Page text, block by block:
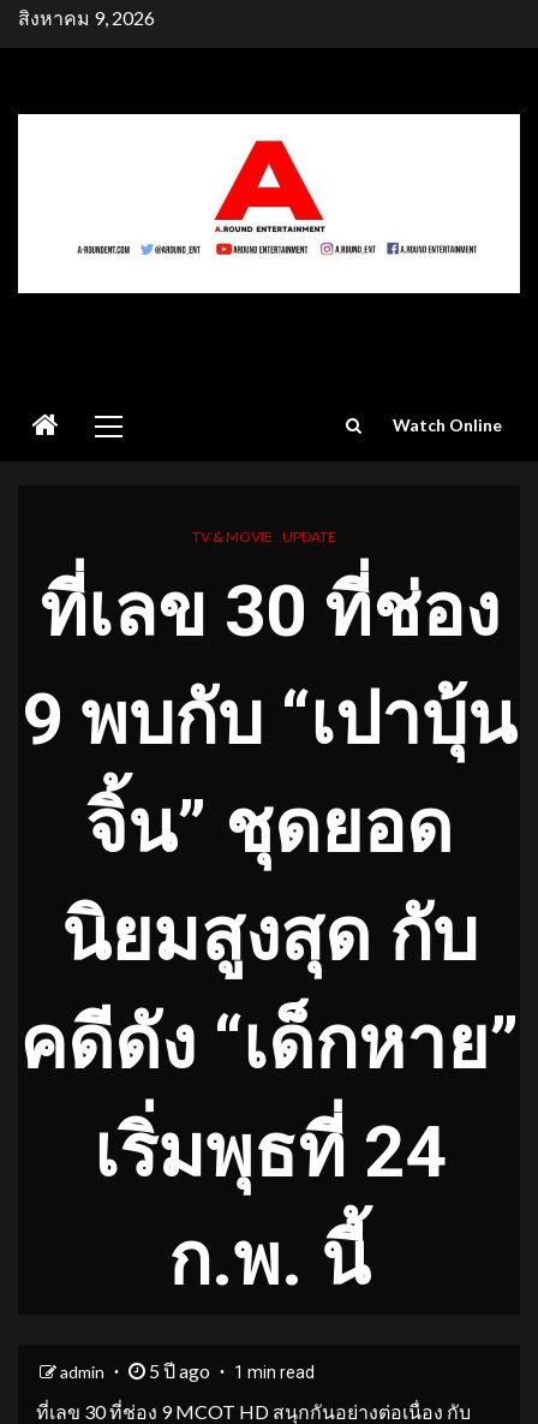
Skipสิงหาคม 9, 2026
Menu
Watch Online
TV & MOVIE UPDATE
ที่เลข 30 ที่ช่อง
9 พบกับ “เปาบุ้น
จิ้น” ชุดยอด
นิยมสูงสุด กับ
คดีดัง “เด็กหาย”
เริ่มพุธที่ 24
ก.พ. นี้
admin 5 ปี ago 1 min read
ที่เลข 30 ที่ช่อง 9 MCOT HD สนุกกันอย่างต่อเนื่อง กับ